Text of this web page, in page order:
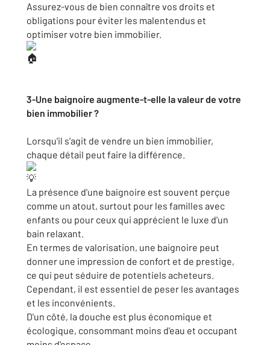
Assurez-vous de bien connaître vos droits et
obligations pour éviter les malentendus et
optimiser votre bien immobilier.
3-Une baignoire augmente-t-elle la valeur de votre
bien immobilier ?
Lorsqu'il s'agit de vendre un bien immobilier,
chaque détail peut faire la différence.
La présence d'une baignoire est souvent perçue
comme un atout, surtout pour les familles avec
enfants ou pour ceux qui apprécient le luxe d'un
bain relaxant.
En termes de valorisation, une baignoire peut
donner une impression de confort et de prestige,
ce qui peut séduire de potentiels acheteurs.
Cependant, il est essentiel de peser les avantages
et les inconvénients.
D'un côté, la douche est plus économique et
écologique, consommant moins d'eau et occupant